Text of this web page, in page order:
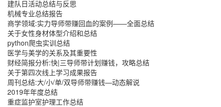
建队日活动总结与反思
机械专业总结报告
商学领域:实力导师带赚回血的案例——全面总结
关于女性身材体型介绍和总结
python爬虫实训总结
医学与美学的关系及其重要性
财经简报分析:快|三导师带计划赚钱，攻略总结
关于第四次线上学习成果报告
周刊总结:大/小/单/双导师带赚钱—动态解说
2019年年度总结
重症监护室护理工作总结